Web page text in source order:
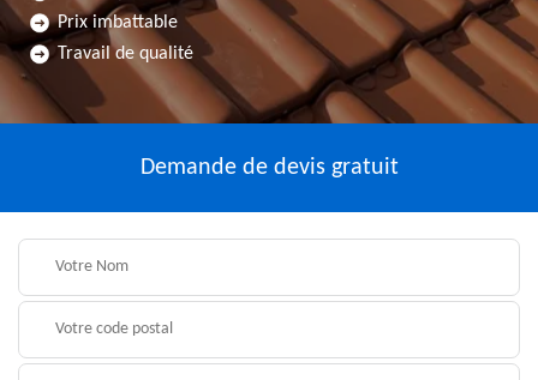
Prix imbattable
Travail de qualité
Demande de devis gratuit